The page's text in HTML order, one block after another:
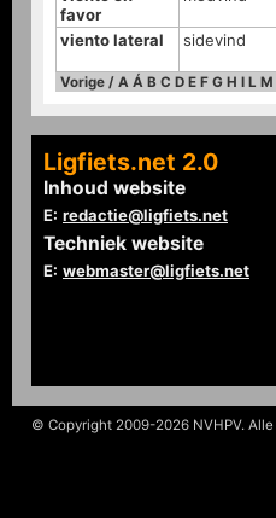
favor
viento lateral sidevind
Vorige / A Á B C D E F G H I L M
Ligfiets.net 2.0
Inhoud website
E: redactie@ligfiets.net
Techniek website
E: webmaster@ligfiets.net
© Copyright 2009-2026 NVHPV.